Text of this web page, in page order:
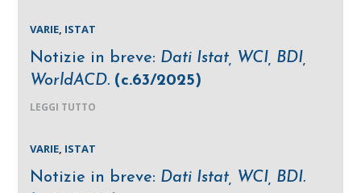
VARIE, ISTAT
Notizie in breve: Dati Istat, WCI, BDI,
WorldACD. (c.63/2025)
LEGGI TUTTO
VARIE, ISTAT
Notizie in breve: Dati Istat, WCI, BDI.